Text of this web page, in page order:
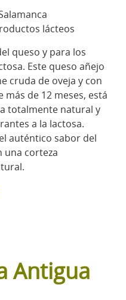
lácteos
queso y para los
Este queso añejo
cruda de oveja y con
de 12 meses, está
totalmente natural y
a la lactosa.
auténtico sabor del
una corteza
Antigua